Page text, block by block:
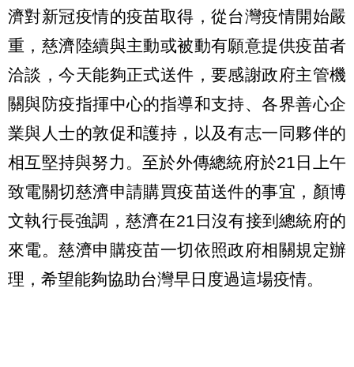
濟對新冠疫情的疫苗取得，從台灣疫情開始嚴
重，慈濟陸續與主動或被動有願意提供疫苗者
洽談，今天能夠正式送件，要感謝政府主管機
關與防疫指揮中心的指導和支持、各界善心企
業與人士的敦促和護持，以及有志一同夥伴的
相互堅持與努力。至於外傳總統府於21日上午
致電關切慈濟申請購買疫苗送件的事宜，顏博
文執行長強調，慈濟在21日沒有接到總統府的
來電。慈濟申購疫苗一切依照政府相關規定辦
理，希望能夠協助台灣早日度過這場疫情。